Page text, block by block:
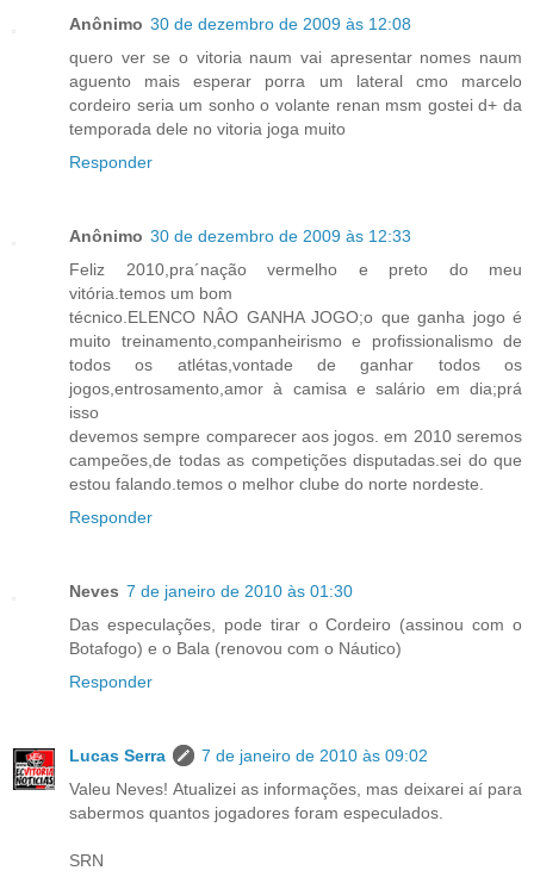
Anônimo 30 de dezembro de 2009 às 12:08
quero ver se o vitoria naum vai apresentar nomes naum
aguento mais esperar porra um lateral cmo marcelo
cordeiro seria um sonho o volante renan msm gostei d+ da
temporada dele no vitoria joga muito
Responder
Anônimo 30 de dezembro de 2009 às 12:33
Feliz 2010,pra´nação vermelho e preto do meu
vitória.temos um bom
técnico.ELENCO NÂO GANHA JOGO;o que ganha jogo é
muito treinamento,companheirismo e profissionalismo de
todos os atlétas,vontade de ganhar todos os
jogos,entrosamento,amor à camisa e salário em dia;prá
isso
devemos sempre comparecer aos jogos. em 2010 seremos
campeões,de todas as competições disputadas.sei do que
estou falando.temos o melhor clube do norte nordeste.
Responder
Neves 7 de janeiro de 2010 às 01:30
Das especulações, pode tirar o Cordeiro (assinou com o
Botafogo) e o Bala (renovou com o Náutico)
Responder
Lucas Serra
7 de janeiro de 2010 às 09:02
Valeu Neves! Atualizei as informações, mas deixarei aí para
sabermos quantos jogadores foram especulados.
SRN